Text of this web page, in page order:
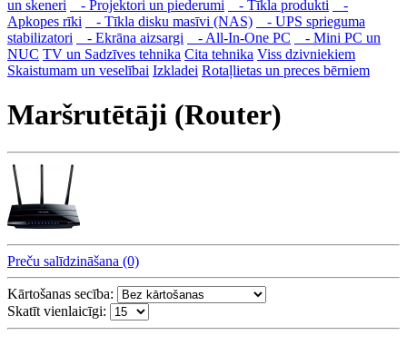
un skeneri - Projektori un piederumi - Tīkla produkti
-
Apkopes rīki
- Tīkla disku masīvi (NAS)
- UPS sprieguma
stabilizatori
- Ekrāna aizsargi - All-In-One PC
- Mini PC un
NUC TV un Sadzīves tehnika Cita tehnika Viss dzivniekiem
Skaistumam un veselībai Izkladei Rotaļlietas un preces bērniem
Maršrutētāji (Router)
Preču salīdzināšana (0)
Kārtošanas secība:
Skatīt vienlaicīgi: